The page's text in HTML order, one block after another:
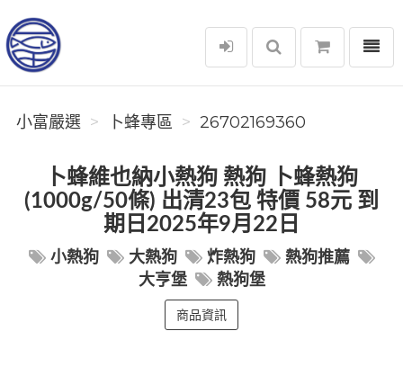
小富嚴選
選單
小富嚴選 卜蜂專區 26702169360
卜蜂維也納小熱狗 熱狗 卜蜂熱狗
(1000g/50條) 出清23包 特價 58元 到
期日2025年9月22日
小熱狗 大熱狗 炸熱狗
熱狗推薦
大亨堡
熱狗堡
商品資訊